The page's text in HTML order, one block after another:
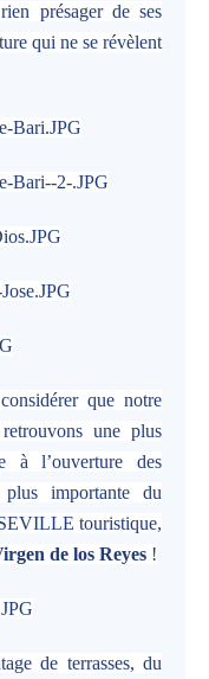
présager de ses
qui ne se révèlent
que notre
une plus
à l’ouverture des
importante du
touristique,
de los Reyes !
de terrasses, du